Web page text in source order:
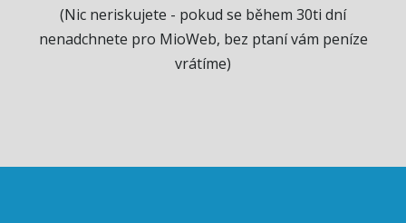
(Nic neriskujete - pokud se během 30ti dní
nenadchnete pro MioWeb, bez ptaní vám peníze
vrátíme)